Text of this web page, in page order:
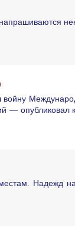
войну
— опубликовал
Надежд на